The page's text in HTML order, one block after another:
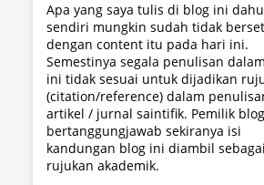
Apa yang saya tulis di blog ini
sendiri mungkin sudah tidak
dengan content itu pada hari ini.
Semestinya segala penulisan
ini tidak sesuai untuk dijadikan
(citation/reference) dalam
artikel / jurnal saintifik. Pemilik
bertanggungjawab sekiranya isi
kandungan blog ini diambil sebagai
rujukan akademik.